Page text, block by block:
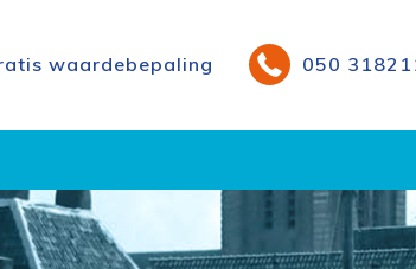
waardebepaling 050